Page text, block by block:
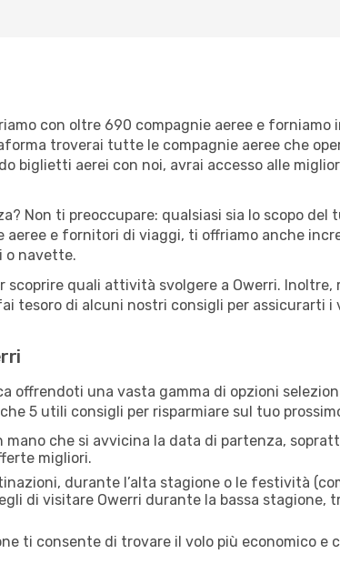
con oltre 690 compagnie aeree e forniamo
troverai tutte le compagnie aeree che
biglietti aerei con noi, avrai accesso alle
Non ti preoccupare: qualsiasi sia lo scopo del
aeree e fornitori di viaggi, ti offriamo anche
o navette.
quali attività svolgere a Owerri.
tesoro di alcuni nostri consigli per assicurarti
offrendoti una vasta gamma di opzioni
5 utili consigli per risparmiare sul tuo
che si avvicina la data di partenza,
migliori.
durante l’alta stagione o le festività
di visitare Owerri durante la bassa stagione,
ti consente di trovare il volo più economico e